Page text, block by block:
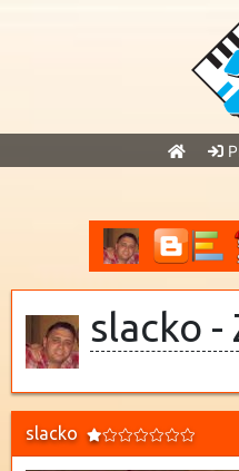
slacko -
slacko